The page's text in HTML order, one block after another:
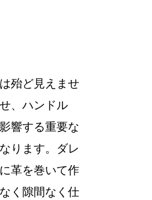
殆ど見えませ
、ハンドル
響する重要な
ります。ダレ
革を巻いて作
く隙間なく仕